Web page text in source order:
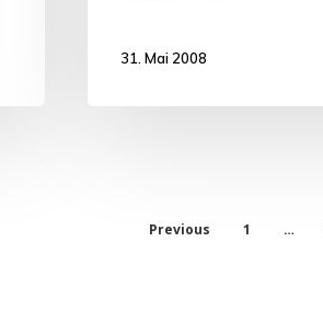
31. Mai 2008
Previous 1 …